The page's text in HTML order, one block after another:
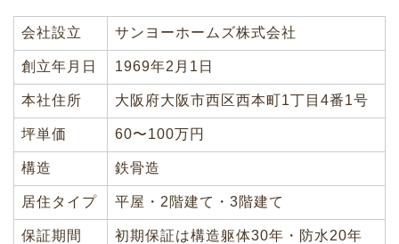
会社設立 サンヨーホームズ株式会社
創立年月日 1969年2月1日
本社住所 大阪府大阪市西区西本町1丁目4番1号
坪単価 60〜100万円
構造 鉄骨造
居住タイプ 平屋・2階建て・3階建て
保証期間 初期保証は構造躯体30年・防水20年